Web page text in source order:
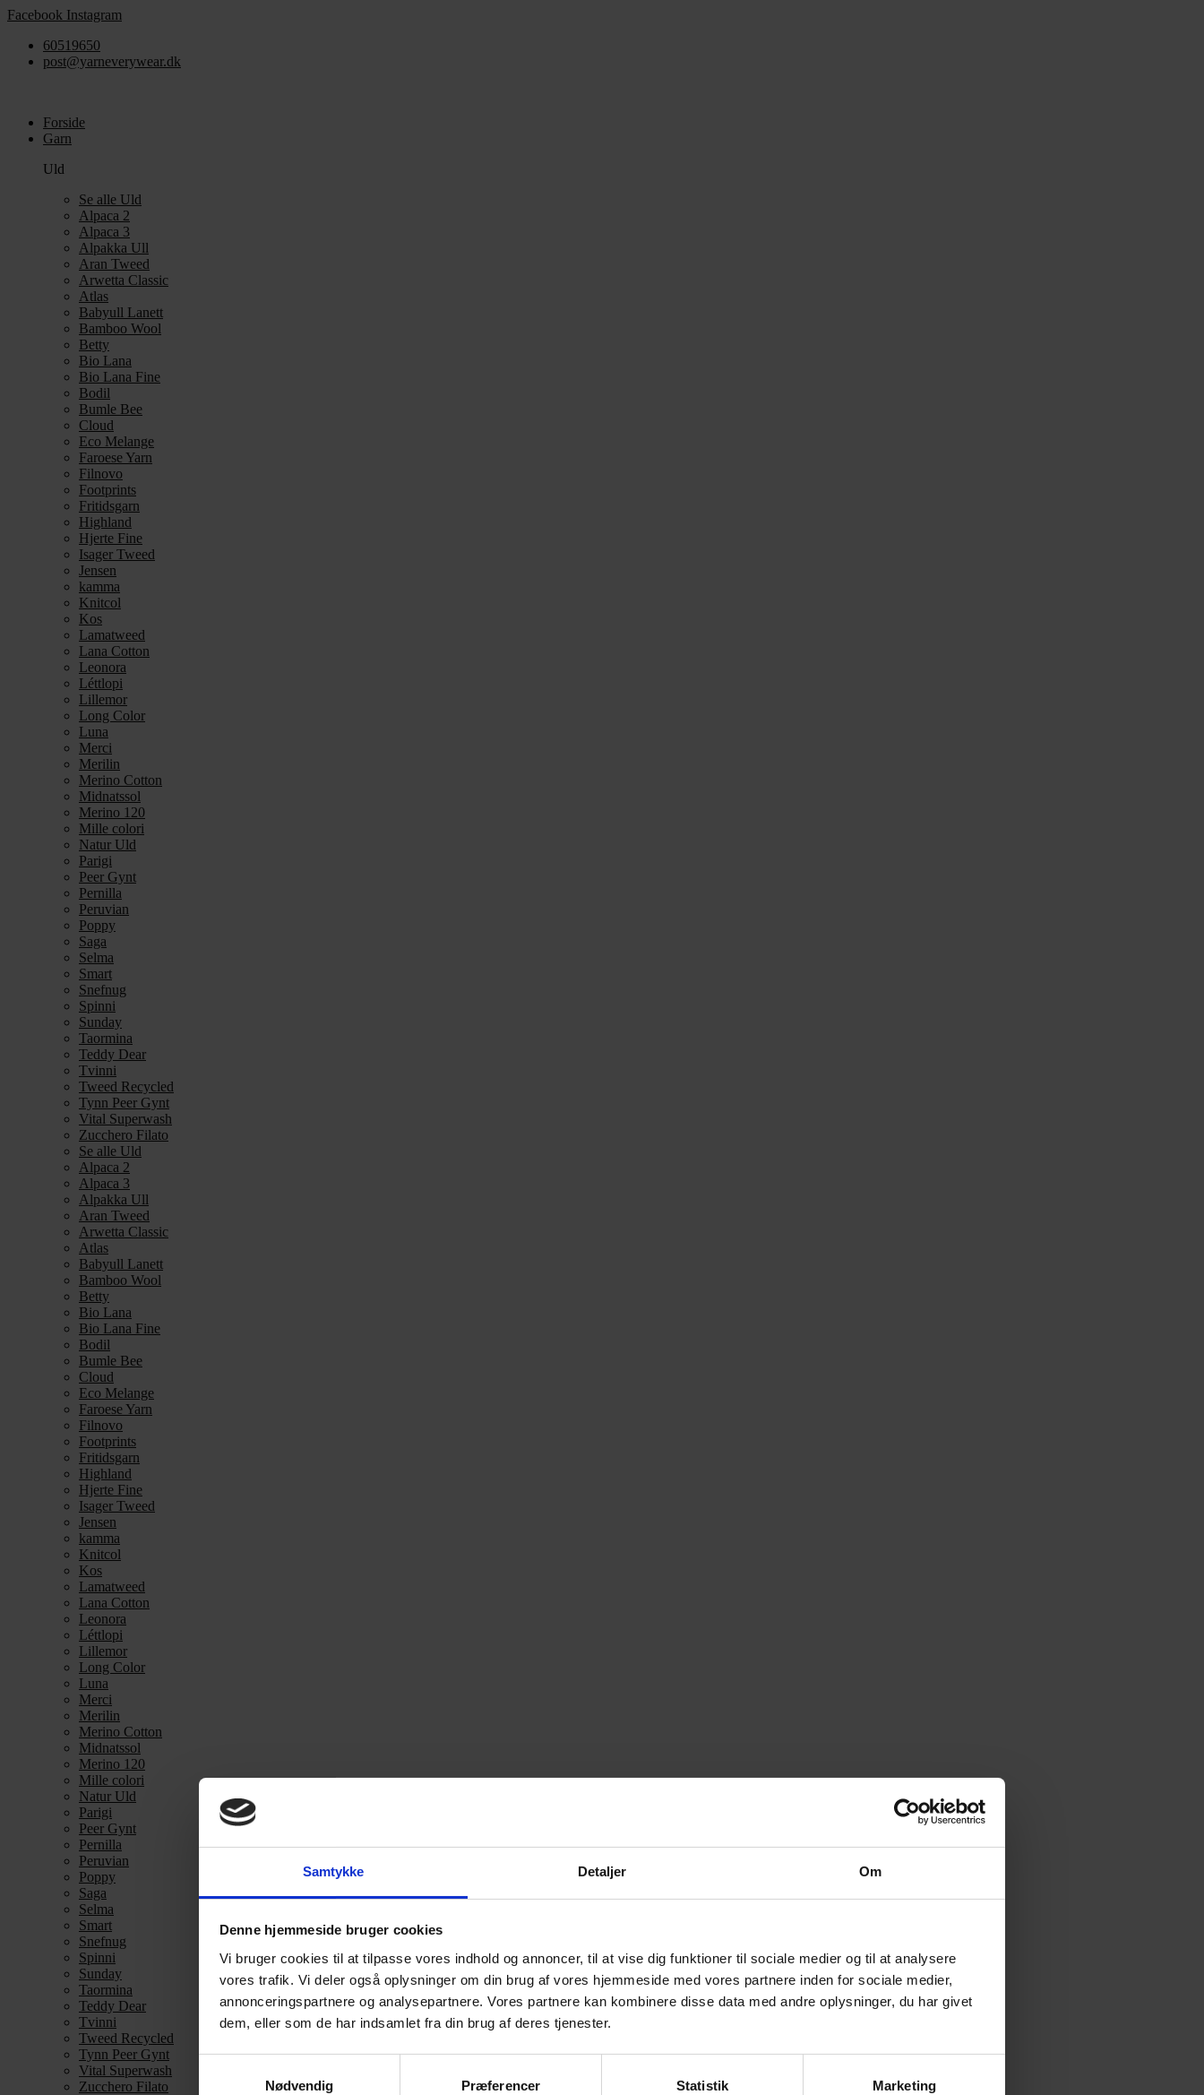
Samtykke Detaljer Om
Denne hjemmeside bruger cookies
Vi bruger cookies til at tilpasse vores indhold og annoncer, til at vise dig funktioner til sociale medier og til at analysere
vores trafik. Vi deler også oplysninger om din brug af vores hjemmeside med vores partnere inden for sociale medier,
annonceringspartnere og analysepartnere. Vores partnere kan kombinere disse data med andre oplysninger, du har givet
dem, eller som de har indsamlet fra din brug af deres tjenester.
Nødvendig
Præferencer Statistik Marketing
Videre
indhold
Facebook Instagram
60519650
post@yarneverywear.dk
Forside
Garn
Uld
Se alle Uld
Alpaca 2
Alpaca 3
Alpakka Ull
Aran Tweed
Arwetta Classic
Atlas
Babyull Lanett
Bamboo Wool
Betty
Bio Lana
Bio Lana Fine
Bodil
Bumle Bee
Cloud
Eco Melange
Faroese Yarn
Filnovo
Footprints
Fritidsgarn
Highland
Hjerte Fine
Isager Tweed
Jensen
kamma
Knitcol
Kos
Lamatweed
Lana Cotton
Leonora
Léttlopi
Lillemor
Long Color
Luna
Merci
Merilin
Merino Cotton
Midnatssol
Merino 120
Mille colori
Natur Uld
Parigi
Peer Gynt
Pernilla
Peruvian
Poppy
Saga
Selma
Smart
Snefnug
Spinni
Sunday
Taormina
Teddy Dear
Tvinni
Tweed Recycled
Tynn Peer Gynt
Vital Superwash
Zucchero Filato
Se alle Uld
Alpaca 2
Alpaca 3
Alpakka Ull
Aran Tweed
Arwetta Classic
Atlas
Babyull Lanett
Bamboo Wool
Betty
Bio Lana
Bio Lana Fine
Bodil
Bumle Bee
Cloud
Eco Melange
Faroese Yarn
Filnovo
Footprints
Fritidsgarn
Highland
Hjerte Fine
Isager Tweed
Jensen
kamma
Knitcol
Kos
Lamatweed
Lana Cotton
Leonora
Léttlopi
Lillemor
Long Color
Luna
Merci
Merilin
Merino Cotton
Midnatssol
Merino 120
Mille colori
Natur Uld
Parigi
Peer Gynt
Pernilla
Peruvian
Poppy
Saga
Selma
Smart
Snefnug
Spinni
Sunday
Taormina
Teddy Dear
Tvinni
Tweed Recycled
Tynn Peer Gynt
Vital Superwash
Zucchero Filato